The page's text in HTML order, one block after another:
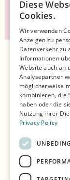
Diese
Cookies.
Wir verwenden
Anzeigen zu
Datenverkehr zu
Informationen
Website auch an
Analysepartner
möglicherweise
kombinieren, die
haben oder die
Nutzung ihrer
Privacy Policy